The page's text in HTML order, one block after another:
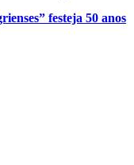
festeja 50 anos